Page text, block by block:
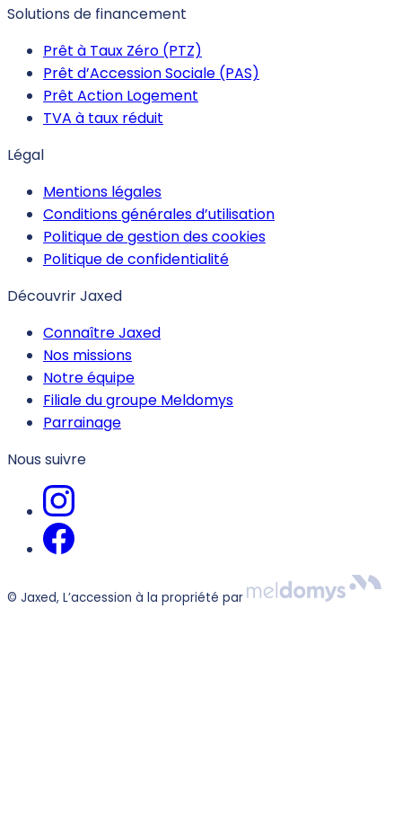
Solutions de financement
Prêt à Taux Zéro (PTZ)
Prêt d’Accession Sociale (PAS)
Prêt Action Logement
TVA à taux réduit
Légal
Mentions légales
Conditions générales d’utilisation
Politique de gestion des cookies
Politique de confidentialité
Découvrir Jaxed
Connaître Jaxed
Nos missions
Notre équipe
Filiale du groupe Meldomys
Parrainage
Nous suivre
© Jaxed, L’accession à la propriété par